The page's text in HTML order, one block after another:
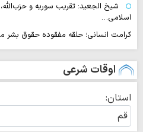
شیخ الجعید: تقریب سوریه و
اسلامی…
کرامت انسانی؛ حلقه مفقوده حقوق بشر
اوقات شرعی
استان: